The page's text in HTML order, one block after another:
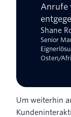
Anrufe
Shane
Senior
Osten/
Um weiterhin